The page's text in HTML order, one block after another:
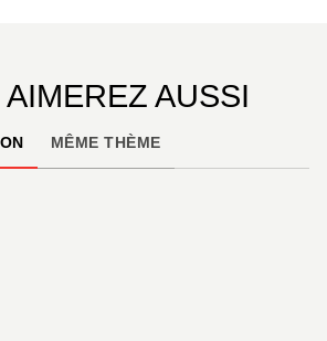
AUSSI
MÊME THÈME